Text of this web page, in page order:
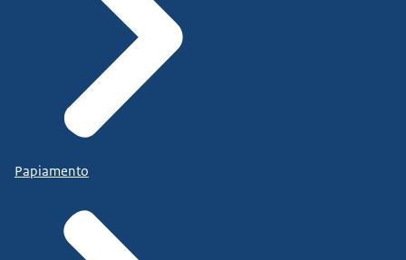
Papiamento